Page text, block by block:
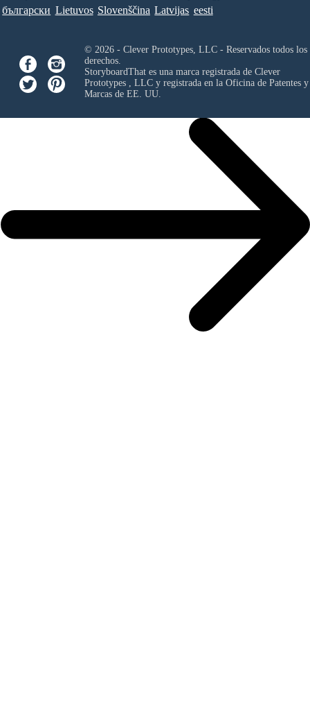
български Lietuvos Slovenščina Latvijas eesti
© 2026 - Clever Prototypes, LLC - Reservados todos los
derechos.
StoryboardThat es una marca registrada de Clever
Prototypes , LLCy registrada en la Oficina de Patentes y
Marcas de EE. UU.